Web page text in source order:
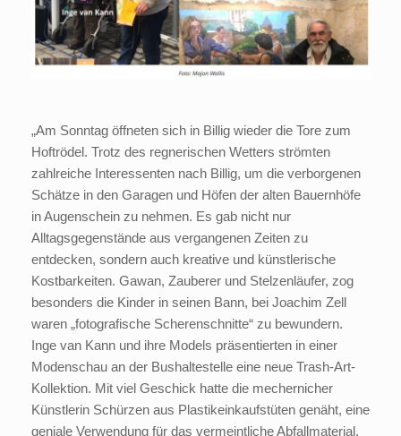
„Am Sonntag öffneten sich in Billig wieder die Tore zum
Hoftrödel. Trotz des regnerischen Wetters strömten
zahlreiche Interessenten nach Billig, um die verborgenen
Schätze in den Garagen und Höfen der alten Bauernhöfe
in Augenschein zu nehmen. Es gab nicht nur
Alltagsgegenstände aus vergangenen Zeiten zu
entdecken, sondern auch kreative und künstlerische
Kostbarkeiten. Gawan, Zauberer und Stelzenläufer, zog
besonders die Kinder in seinen Bann, bei Joachim Zell
waren „fotografische Scherenschnitte“ zu bewundern.
Inge van Kann und ihre Models präsentierten in einer
Modenschau an der Bushaltestelle eine neue Trash-Art-
Kollektion. Mit viel Geschick hatte die mechernicher
Künstlerin Schürzen aus Plastikeinkaufstüten genäht, eine
geniale Verwendung für das vermeintliche Abfallmaterial.